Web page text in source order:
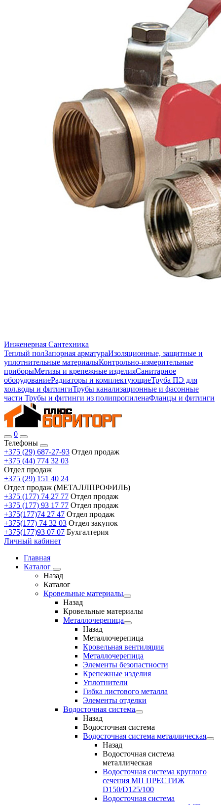
Инженерная Сантехника
Теплый полЗапорная арматураИзоляционные, защитные и
уплотнительные материалыКонтрольно-измерительные
приборыМетизы и крепежные изделияСанитарное
оборудованиеРадиаторы и комплектующиеТруба ПЭ для
хол.воды и фитингиТрубы канализационные и фасонные
части Трубы и фитинги из полипропиленаФланцы и фитинги
0
Телефоны
+375 (29) 687-27-93 Отдел продаж
+375 (44) 774 32 03
Отдел продаж
+375 (29) 151 40 24
Отдел продаж (МЕТАЛЛПРОФИЛЬ)
+375 (177) 74 27 77 Отдел продаж
+375 (177) 93 17 77 Отдел продаж
+375(177)74 27 47 Отдел продаж
+375(177) 74 32 03 Отдел закупок
+375(177)93 07 07 Бухгалтерия
Личный кабинет
Главная
Каталог
Назад
Каталог
Кровельные материалы
Назад
Кровельные материалы
Металлочерепица
Назад
Металлочерепица
Кровельная вентиляция
Металлочерепица
Элементы безопастности
Крепежные изделия
Уплотнители
Гибка листового металла
Элементы отделки
Водосточная система
Назад
Водосточная система
Водосточная система металлическая
Назад
Водосточная система
металлическая
Водосточная система круглого
сечения МП ПРЕСТИЖ
D150/D125/100
Водосточная система